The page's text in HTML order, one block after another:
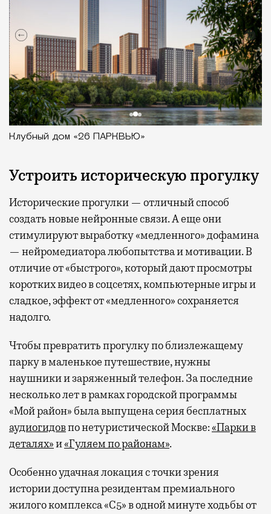
Клубный дом «26 ПАРКВЬЮ»
Устроить историческую прогулку
Исторические прогулки — отличный способ
создать новые нейронные связи. А еще они
стимулируют выработку «медленного» дофамина
— нейромедиатора любопытства и мотивации. В
отличие от «быстрого», который дают просмотры
коротких видео в соцсетях, компьютерные игры и
сладкое, эффект от «медленного» сохраняется
надолго.
Чтобы превратить прогулку по близлежащему
парку в маленькое путешествие, нужны
наушники и заряженный телефон. За последние
несколько лет в рамках городской программы
«Мой район» была выпущена серия бесплатных
аудиогидовпо нетуристической Москве:«Парки в
деталях»и«Гуляем по районам».
Особенно удачная локация с точки зрения
истории доступна резидентам премиального
жилого комплекса «С5»в одной минуте ходьбы от